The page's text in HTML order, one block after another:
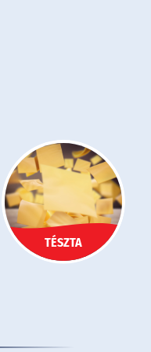
TÉSZTA